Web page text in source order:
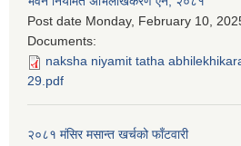
Post date Monday, February 10,
Documents:
naksha niyamit tatha
29.pdf
२०८१ मंसिर मसान्त खर्चको फाँटवारी